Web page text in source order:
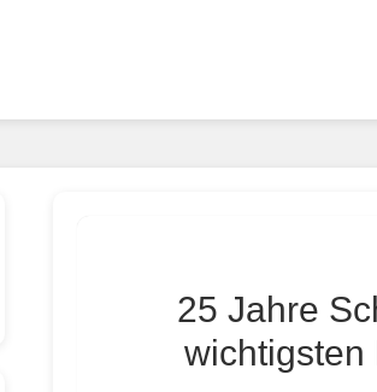
25 Jahre
wichtigsten